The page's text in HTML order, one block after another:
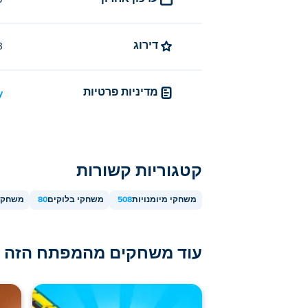
מהם השדרוגים ב-Stacktris?
סיבוב איטי - הכמות ההתחלתית של
מי יצר את סטאקטריס?
Stacktris נוצר על ידי Fancade. שחק במשחקי הארקייד האחרים שלהם
דירוג
מדיניות פרטיות
קטגוריות קשורות
משחקי מיומנויות508 משחקי בלוקים80
עוד משחקים מהמפתח הזה